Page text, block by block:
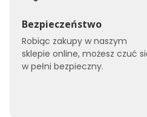
Bezpieczeństwo
Robiąc zakupy w naszym
sklepie online, możesz czuć
w pełni bezpieczny.